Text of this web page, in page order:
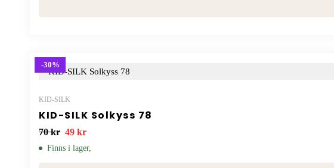
-30%
KID-SILK
KID-SILK Solkyss 78
70kr 49 kr
Finns i lager,